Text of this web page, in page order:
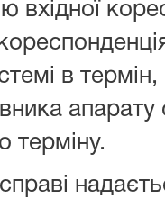
вхідної
в
терміну.